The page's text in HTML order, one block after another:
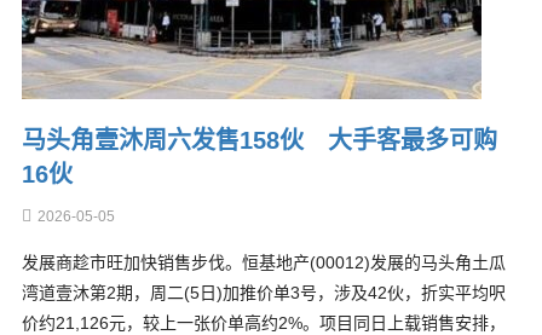
马头角壹沐周六发售158伙 大手客最多可购
16伙
2026-05-05
发展商趁市旺加快销售步伐。恒基地产(00012)发展的马头角土瓜
湾道壹沐第2期，周二(5日)加推价单3号，涉及42伙，折实平均呎
价约21,126元，较上一张价单高约2%。项目同日上载销售安排，